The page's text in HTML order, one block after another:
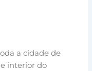
a cidade de
interior do